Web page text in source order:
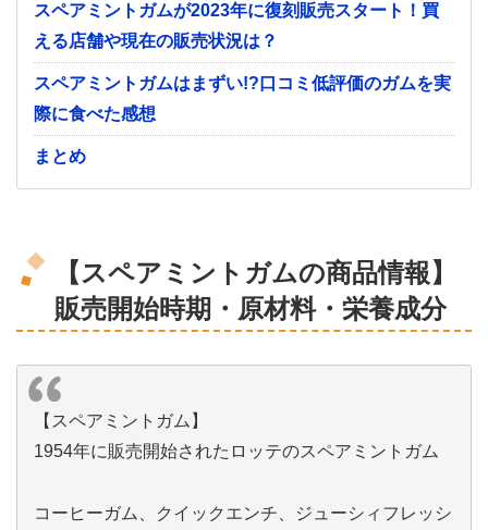
スペアミントガムが2023年に復刻販売スタート！買
える店舗や現在の販売状況は？
スペアミントガムはまずい!?口コミ低評価のガムを実
際に食べた感想
まとめ
【スペアミントガムの商品情報】
販売開始時期・原材料・栄養成分
【スペアミントガム】
1954年に販売開始されたロッテのスペアミントガム
コーヒーガム、クイックエンチ、ジューシィフレッシ